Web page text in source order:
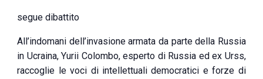
segue dibattito
All’indomani dell’invasione armata da parte della Russia
in Ucraina, Yurii Colombo, esperto di Russia ed ex Urss,
raccoglie le voci di intellettuali democratici e forze di